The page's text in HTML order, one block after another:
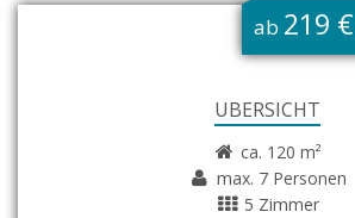
ab 219 €
ÜBERSICHT
ca. 120 m²
max. 7 Personen
5 Zimmer